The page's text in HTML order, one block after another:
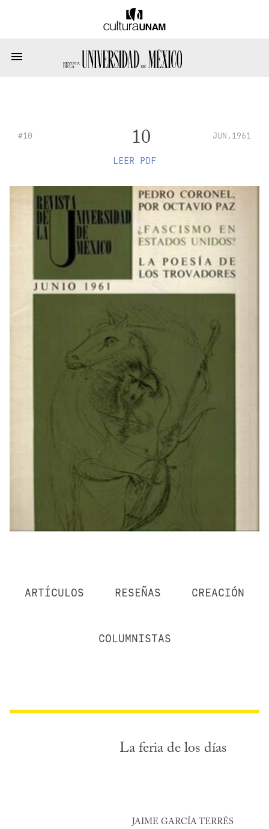
#10 10 JUN.1961
LEER PDF
ARTÍCULOS RESEÑAS CREACIÓN
COLUMNISTAS
La feria de los días
JAIME GARCÍA TERRÉS